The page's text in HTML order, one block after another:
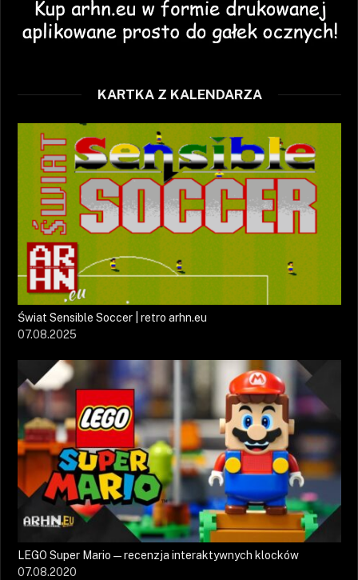
KARTKA Z KALENDARZA
Świat Sensible Soccer | retro arhn.eu
07.08.2025
LEGO Super Mario — recenzja interaktywnych klocków
07.08.2020